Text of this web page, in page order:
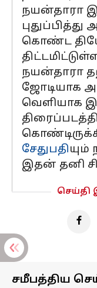
நயன்தாரா
கொண்ட
நயன்தாரா
ஜோடியாக
வெளியாக
சேதுபதியும்
இதன் தனி
செய்தி
சமீபத்திய